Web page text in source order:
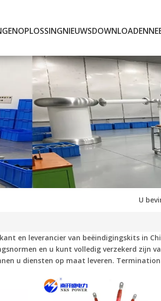
OPLOSSINGNIEUWSDOWNLOADEN
U
en leverancier van beëindigingskits in
en u kunt volledig verzekerd zijn
u diensten op maat leveren.